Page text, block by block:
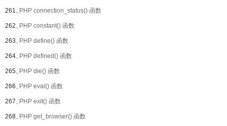
261、PHP connection_status() 函数
262、PHP constant() 函数
263、PHP define() 函数
264、PHP defined() 函数
265、PHP die() 函数
266、PHP eval() 函数
267、PHP exit() 函数
268、PHP get_browser() 函数